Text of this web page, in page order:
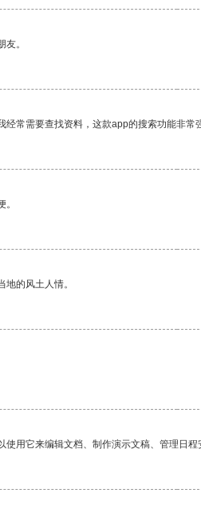
。
常需要查找资料，这款app的搜索功能非常
的风土人情。
用它来编辑文档、制作演示文稿、管理日程